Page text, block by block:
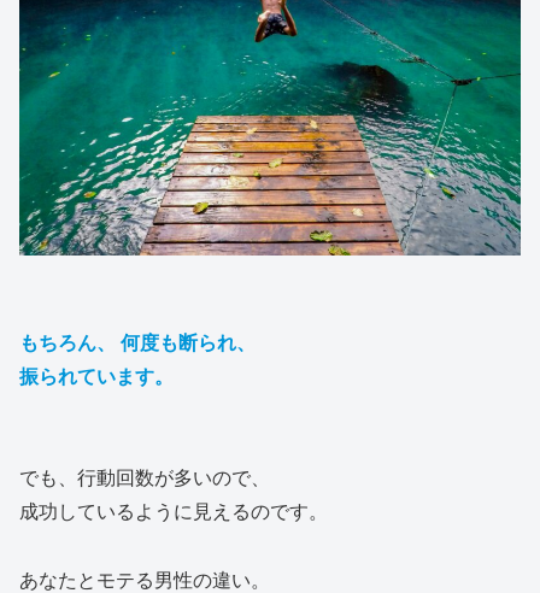
もちろん、 何度も断られ、
振られています。
でも、行動回数が多いので、
成功しているように見えるのです。
あなたとモテる男性の違い。